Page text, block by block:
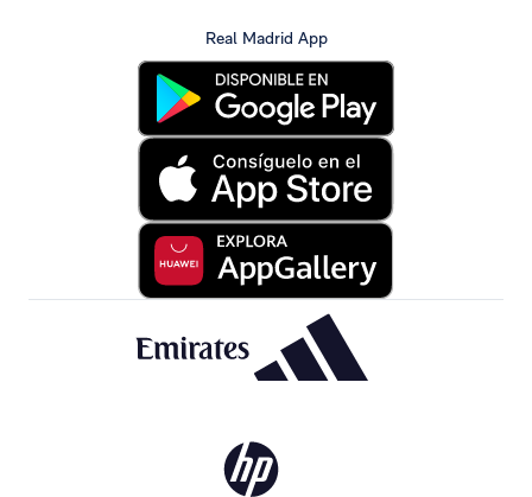
Real Madrid App